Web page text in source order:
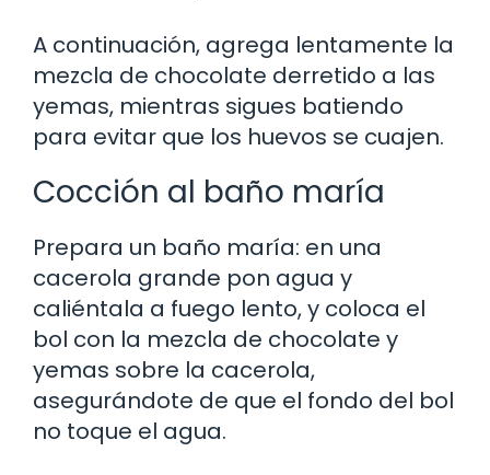
A continuación, agrega lentamente la
mezcla de chocolate derretido a las
yemas, mientras sigues batiendo
para evitar que los huevos se cuajen.
Cocción al baño maría
Prepara un baño maría: en una
cacerola grande pon agua y
caliéntala a fuego lento, y coloca el
bol con la mezcla de chocolate y
yemas sobre la cacerola,
asegurándote de que el fondo del bol
no toque el agua.